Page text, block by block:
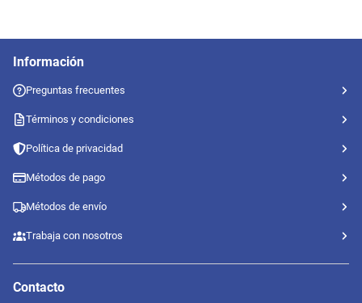
Información
Preguntas frecuentes
Términos y condiciones
Política de privacidad
Métodos de pago
Métodos de envío
Trabaja con nosotros
Contacto